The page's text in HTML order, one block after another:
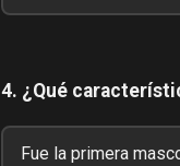
4. ¿Qué
Fue la primera